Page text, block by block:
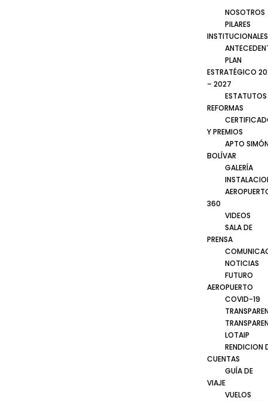
NOSOTROS
PILARES
INSTITUCIONALES
PLAN
ESTRATÉGICO
– 2027
ESTATUTOS
REFORMAS
Y PREMIOS
APTO
BOLÍVAR
GALERÍA
360
VIDEOS
SALA DE
PRENSA
NOTICIAS
FUTURO
AEROPUERTO
COVID-19
LOTAIP
RENDICION
CUENTAS
GUÍA DE
VIAJE
VUELOS